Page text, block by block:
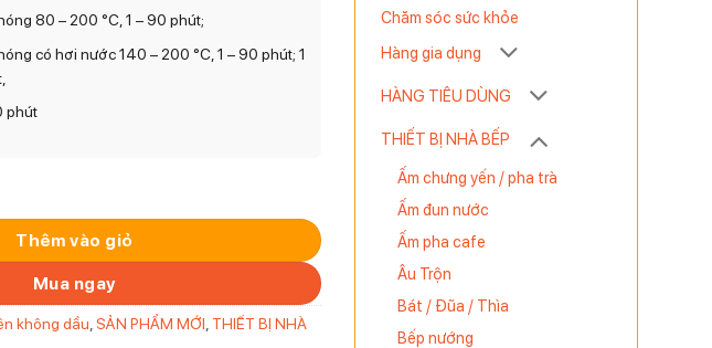
Chăm sóc sức khỏe
Hàng gia dụng
HÀNG TIÊU DÙNG
THIẾT BỊ NHÀ BẾP
Ấm chưng yến / pha trà
Ấm đun nước
Ấm pha cafe
Âu Trộn
Bát / Đũa / Thìa
Bếp nướng
80 – 200 °C, 1 – 90 phút;
có hơi nước 140 – 200 °C, 1 – 90 phút; 1
phút
hấp hơi nước CASO Airfry & Steam 700 số lượng
Thêm vào giỏ
Mua ngay
không dầu ,SẢN PHẨM MỚI THIẾT BỊ NHÀ